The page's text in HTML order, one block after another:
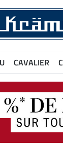
CAVALIER